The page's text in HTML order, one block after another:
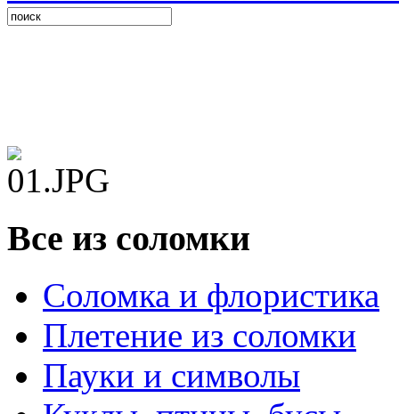
Все из соломки
Соломка и флористика
Плетение из соломки
Пауки и символы